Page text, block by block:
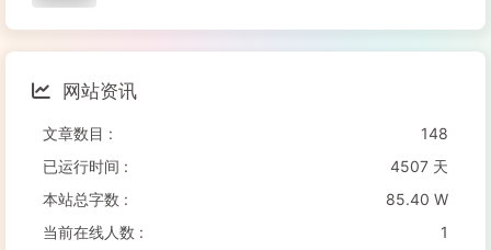
网站资讯
文章数目 :
148
已运行时间 :
4507 天
本站总字数 :
85.40 W
当前在线人数 :
1